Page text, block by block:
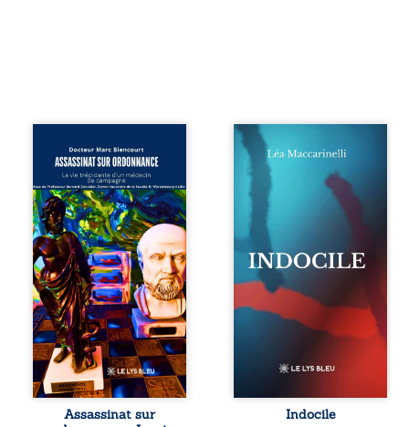
Assassinat sur
ordonnance – La
vie trépidante
d’un médecin de
campagne est la
réédition enrichie
et actualisée du
témoignage du
Docteur Marc
Biencourt, ancien
médecin de
famille, qui revient
sur son parcours
médical, syndical
et ordinal. Depuis
septembre 2013, il
raconte le long
combat qui l’a
conduit à être
Assassinat sur
Quatre parties.
Quatre refus.
Quatre visages
d’une existence en
friction. Entre les
silences qu’on ne
déchiffre pas, les
amours qu’on
dérange, les corps
qu’on administre
et les liens qu’on
sabote, cet
ouvrage parle à
vivent trop fort,
trop vrai, trop tôt.
traversée. Une
langue nue. Une
Indocile